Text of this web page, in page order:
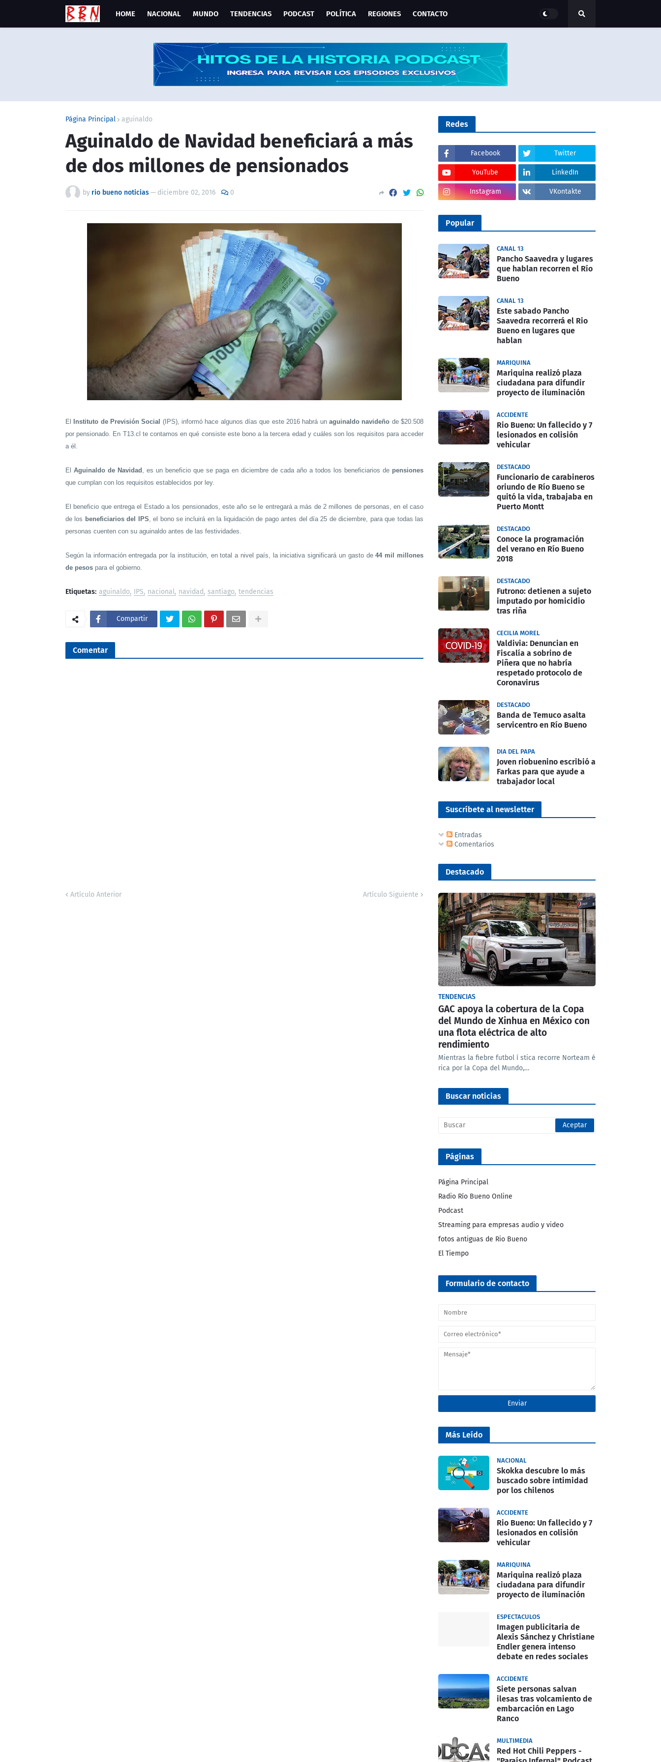
HOME NACIONAL MUNDO TENDENCIAS PODCAST POLÍTICA REGIONES CONTACTO
Página Principal aguinaldo
Aguinaldo de Navidad beneficiará a más
de dos millones de pensionados
by rio bueno noticias— diciembre 02, 2016 0
El Instituto de Previsión Social (IPS), informó hace algunos días que este 2016 habrá unaguinaldo navideño de $20.508
por pensionado. En T13.cl te contamos en qué consiste este bono a la tercera edad y cuáles son los requisitos para acceder
a él.
El Aguinaldo de Navidad , es un beneficio que se paga en diciembre de cada año a todos los beneficiarios de pensiones
que cumplan con los requisitos establecidos por ley.
El beneficio que entrega el Estado a los pensionados, este año se le entregará a más de 2 millones de personas, en el caso
de los beneficiarios del IPS, el bono se incluirá en la liquidación de pago antes del día 25 de diciembre, para que todas las
personas cuenten con su aguinaldo antes de las festividades.
Según la información entregada por la institución, en total a nivel país, la iniciativa significará un gasto de44 mil millones
de pesos para el gobierno.
Etiquetas: aguinaldo IPS nacional navidad santiago tendencias
Compartir
Comentar
Artículo Anterior Artículo Siguiente
Redes
Facebook Twitter
YouTube LinkedIn
Instagram VKontakte
Popular
CANAL 13
Pancho Saavedra y lugares
que hablan recorren el Río
Bueno
CANAL 13
Este sabado Pancho
Saavedra recorrerá el Rio
Bueno en lugares que
hablan
MARIQUINA
Mariquina realizó plaza
ciudadana para difundir
proyecto de iluminación
ACCIDENTE
Rio Bueno: Un fallecido y 7
lesionados en colisión
vehicular
DESTACADO
Funcionario de carabineros
oriundo de Río Bueno se
quitó la vida, trabajaba en
Puerto Montt
DESTACADO
Conoce la programación
del verano en Río Bueno
2018
DESTACADO
Futrono: detienen a sujeto
imputado por homicidio
tras riña
CECILIA MOREL
Valdivia: Denuncian en
Fiscalía a sobrino de
Piñera que no habría
respetado protocolo de
Coronavirus
DESTACADO
Banda de Temuco asalta
servicentro en Río Bueno
DIA DEL PAPA
Joven riobuenino escribió a
Farkas para que ayude a
trabajador local
Suscríbete al newsletter
Entradas
Comentarios
Destacado
TENDENCIAS
GAC apoya la cobertura de la Copa
del Mundo de Xinhua en México con
una flota eléctrica de alto
rendimiento
Mientras la fiebre futbol í stica recorre Norteam é
rica por la Copa del Mundo,…
Buscar noticias
Páginas
Página Principal
Radio Río Bueno Online
Podcast
Streaming para empresas audio y video
fotos antiguas de Rio Bueno
El Tiempo
Formulario de contacto
Más Leído
NACIONAL
Skokka descubre lo más
buscado sobre intimidad
por los chilenos
ACCIDENTE
Rio Bueno: Un fallecido y 7
lesionados en colisión
vehicular
MARIQUINA
Mariquina realizó plaza
ciudadana para difundir
proyecto de iluminación
ESPECTACULOS
Imagen publicitaria de
Alexis Sánchez y Christiane
Endler genera intenso
debate en redes sociales
ACCIDENTE
Siete personas salvan
ilesas tras volcamiento de
embarcación en Lago
Ranco
MULTIMEDIA
Red Hot Chili Peppers -